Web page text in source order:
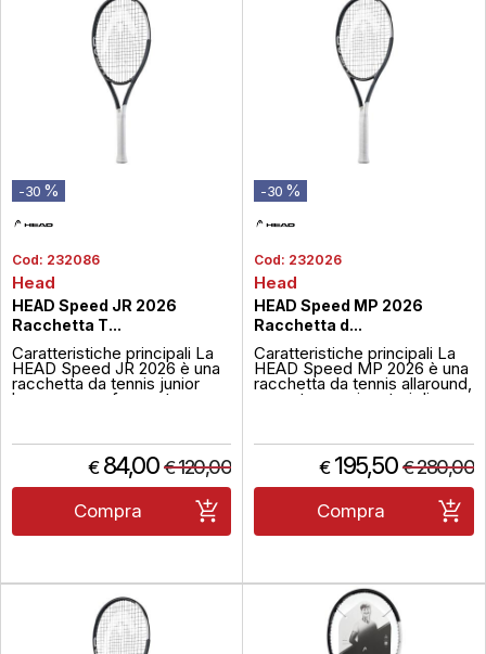
-30 %
Cod: 232086
Head
HEAD Speed JR 2026
Racchetta T...
Caratteristiche principali La
HEAD Speed JR 2026 è una
racchetta da tennis junior
leggera e performante,
SUCCESS MP per adulti,
ideale per giovani
competitori con un gioco
rapido. Dotata di tecnologie
avanzate come HyBor,
Auxetic2.0 e Graphen...
€ 84,00 €120,00
Compra
-30 %
Cod: 232026
Head
HEAD Speed MP 2026
Racchetta d...
Caratteristiche principali La
HEAD Speed MP 2026 è una
racchetta da tennis allaround,
pensata per giocatori di
tra potenza e controllo. Fa
parte della nota serie Speed,
è leggermente più
maneggevole rispetto alle
versioni ...
€ 195,50 €280,00
Compra